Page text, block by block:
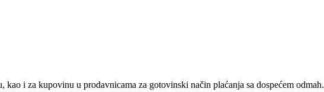
kao i za kupovinu u prodavnicama za gotovinski način plaćanja sa dospećem odmah.